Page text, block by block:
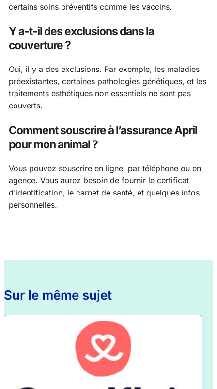
certains soins préventifs comme les vaccins.
Y a-t-il des exclusions dans la
couverture ?
Oui, il y a des exclusions. Par exemple, les maladies
préexistantes, certaines pathologies génétiques, et les
traitements esthétiques non essentiels ne sont pas
couverts.
Comment souscrire à l’assurance April
pour mon animal ?
Vous pouvez souscrire en ligne, par téléphone ou en
agence. Vous aurez besoin de fournir le certificat
d’identification, le carnet de santé, et quelques infos
personnelles.
Sur le même sujet